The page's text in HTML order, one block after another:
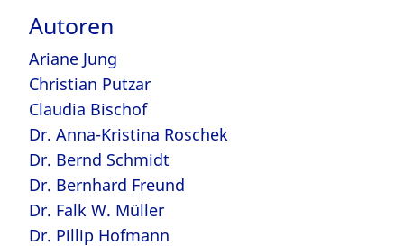
Autoren
Ariane Jung
Christian Putzar
Claudia Bischof
Dr. Anna-Kristina Roschek
Dr. Bernd Schmidt
Dr. Bernhard Freund
Dr. Falk W. Müller
Dr. Pillip Hofmann